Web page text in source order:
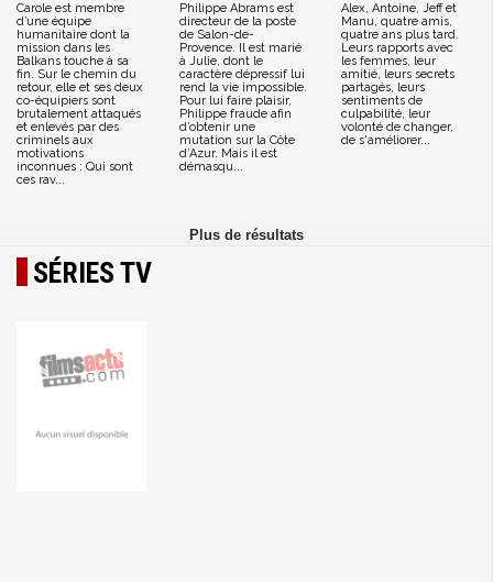
Carole est membre
d’une équipe
humanitaire dont la
mission dans les
Balkans touche à sa
fin. Sur le chemin du
retour, elle et ses deux
co-équipiers sont
brutalement attaqués
et enlevés par des
criminels aux
motivations
inconnues : Qui sont
ces rav...
Philippe Abrams est
directeur de la poste
de Salon-de-
Provence. Il est marié
à Julie, dont le
caractère dépressif lui
rend la vie impossible.
Pour lui faire plaisir,
Philippe fraude afin
d’obtenir une
mutation sur la Côte
d’Azur. Mais il est
démasqu...
Alex, Antoine, Jeff et
Manu, quatre amis,
quatre ans plus tard.
Leurs rapports avec
les femmes, leur
amitié, leurs secrets
partagés, leurs
sentiments de
culpabilité, leur
volonté de changer,
de s'améliorer...
SÉRIES TV